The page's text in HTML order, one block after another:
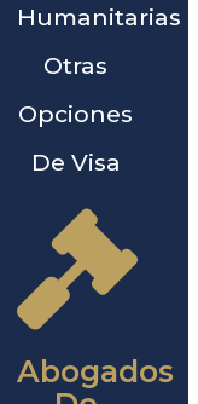
Humanitarias
Otras
Opciones
De Visa
Abogados